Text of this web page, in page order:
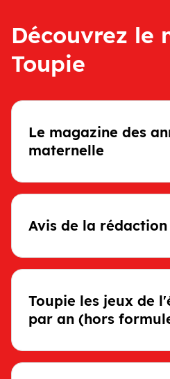
Découvrez le
Toupie
Le magazine des
maternelle
Avis de la rédaction
Toupie les jeux de
par an (hors